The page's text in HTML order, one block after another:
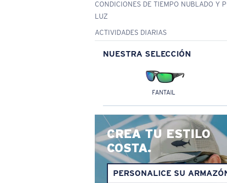
CONDICIONES DE TIEMPO NUBLADO Y
LUZ
ACTIVIDADES DIARIAS
NUESTRA SELECCIÓN
FANTAIL
CREA TU ESTILO
COSTA.
PERSONALICE SU